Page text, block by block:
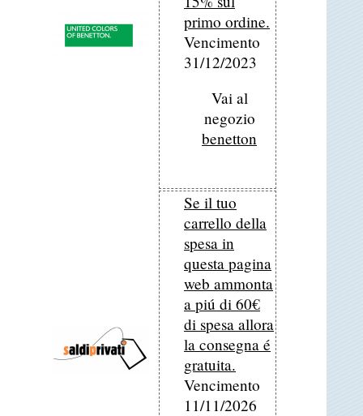
primo ordine.
Vencimento
31/12/2023
Vai al
negozio
benetton
Se il tuo
carrello della
spesa in
questa pagina
web ammonta
a piú di 60€
di spesa allora
la consegna é
gratuita.
Vencimento
11/11/2026